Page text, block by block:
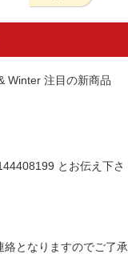
とお伝え下さ
となりますのでご了承